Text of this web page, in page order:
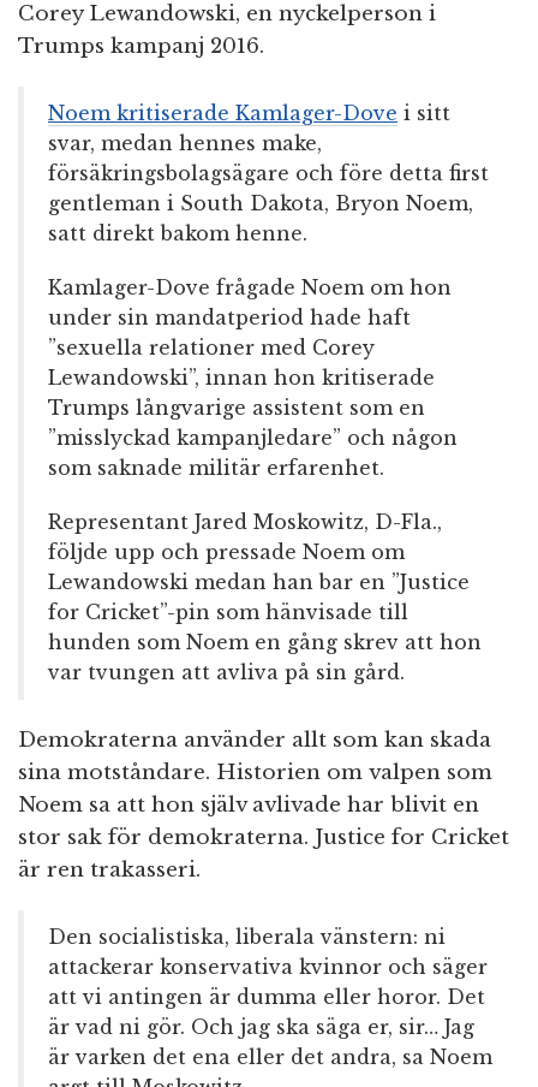
Corey Lewandowski, en nyckelperson i
Trumps kampanj 2016.
Noem kritiserade Kamlager-Dove i sitt
svar, medan hennes make,
försäkringsbolagsägare och före detta first
gentleman i South Dakota, Bryon Noem,
satt direkt bakom henne.
Kamlager-Dove frågade Noem om hon
under sin mandatperiod hade haft
”sexuella relationer med Corey
Lewandowski”, innan hon kritiserade
Trumps långvarige assistent som en
”misslyckad kampanjledare” och någon
som saknade militär erfarenhet.
Representant Jared Moskowitz, D-Fla.,
följde upp och pressade Noem om
Lewandowski medan han bar en ”Justice
for Cricket”-pin som hänvisade till
hunden som Noem en gång skrev att hon
var tvungen att avliva på sin gård.
Demokraterna använder allt som kan skada
sina motståndare. Historien om valpen som
Noem sa att hon själv avlivade har blivit en
stor sak för demokraterna. Justice for Cricket
är ren trakasseri.
Den socialistiska, liberala vänstern: ni
attackerar konservativa kvinnor och säger
att vi antingen är dumma eller horor. Det
är vad ni gör. Och jag ska säga er, sir… Jag
är varken det ena eller det andra, sa Noem